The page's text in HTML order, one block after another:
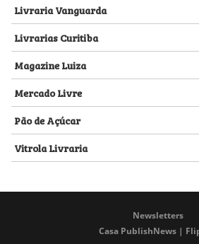
Livraria Vanguarda
Livrarias Curitiba
Magazine Luiza
Mercado Livre
Pão de Açúcar
Vitrola Livraria
Newsletters
Casa PublishNews |